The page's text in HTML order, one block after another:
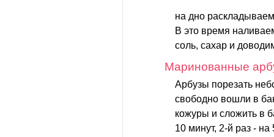
на дно
В это время
соль, сахар и
Маринованные
Арбузы порезать
свободно вошли в
кожуры и сложить в
10 минут, 2-й раз -